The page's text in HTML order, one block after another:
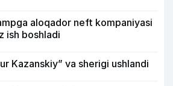
aloqador neft kompaniyasi
ish boshladi
Kazanskiy” va sherigi ushlandi